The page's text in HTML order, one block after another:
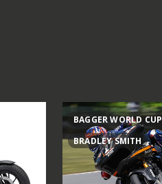
BAGGER WORLD CUP
BRADLEY SMITH